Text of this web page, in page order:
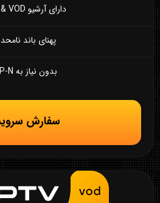
دارای آرشیو LIVE & VOD
پهنای باند
بدون نیاز به V-P-N
سفارش